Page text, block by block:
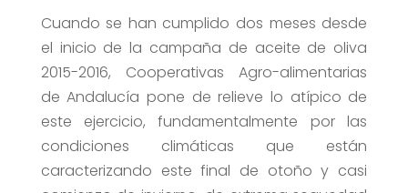
Cuando se han cumplido dos meses desde
el inicio de la campaña de aceite de oliva
2015-2016, Cooperativas Agro-alimentarias
de Andalucía pone de relieve lo atípico de
este ejercicio, fundamentalmente por las
condiciones climáticas que están
caracterizando este final de otoño y casi